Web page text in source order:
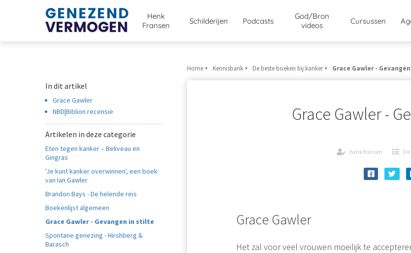
Henk
Fransen
Schilderijen Podcasts
God/Bron
videos
Cursussen
In dit artikel
Grace Gawler
NBD|Biblion recensie
Artikelen in deze categorie
Eten tegen kanker – Beliveau en
Gingras
'Je kunt kanker overwinnen', een boek
van Ian Gawler
Brandon Bays - De helende reis
Boekenlijst algemeen
Grace Gawler - Gevangen in stilte
Spontane genezing - Hirshberg &
Barasch
Home Kennisbank De beste boeken bij kanker Grace Gawler -
Grace Gawler -
henk fransen
Grace Gawler
Het zal voor veel vrouwen moeilijk te